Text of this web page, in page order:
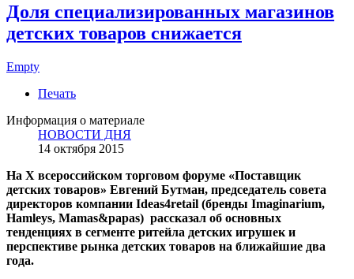
Доля специализированных магазинов
детских товаров снижается
Empty
Печать
Информация о материале
НОВОСТИ ДНЯ
14 октября 2015
На X всероссийском торговом форуме «Поставщик
детских товаров» Евгений Бутман, председатель совета
директоров компании Ideas4retail (бренды Imaginarium,
Hamleys, Mamas&papas) рассказал об основных
тенденциях в сегменте ритейла детских игрушек и
перспективе рынка детских товаров на ближайшие два
года.